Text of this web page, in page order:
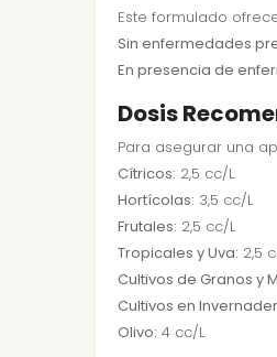
Este formulado
Sin enfermedades
En presencia de
Dosis
Para asegurar una
Cítricos: 2,5 cc/L
Hortícolas: 3,5 cc/L
Frutales: 2,5 cc/L
Tropicales y Uva: 2,5
Cultivos de Granos y
Cultivos en
Olivo: 4 cc/L